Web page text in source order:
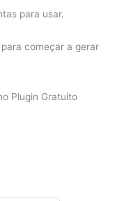
para usar.
começar a gerar
Plugin Gratuito